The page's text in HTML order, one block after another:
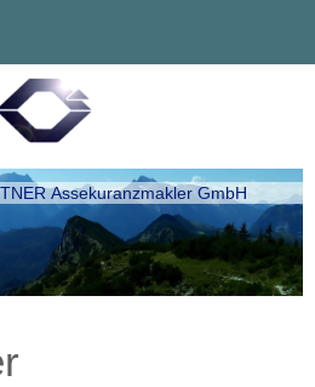
Assekuranzmakler GmbH